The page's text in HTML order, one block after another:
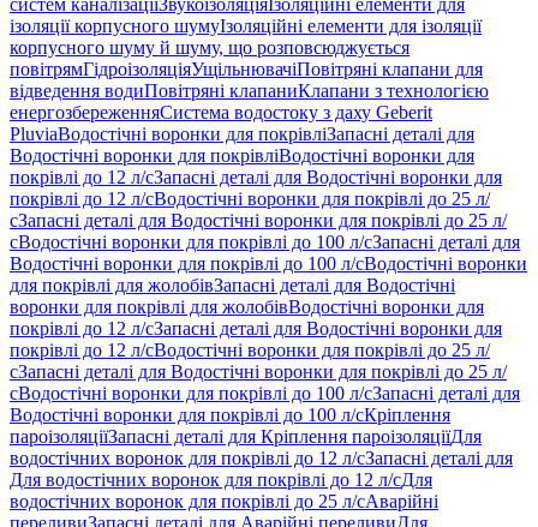
систем каналізаціїЗвукоізоляціяІзоляційні елементи для
ізоляції корпусного шумуІзоляційні елементи для ізоляції
корпусного шуму й шуму, що розповсюджується
повітрямГідроізоляціяУщільнювачіПовітряні клапани для
відведення водиПовітряні клапаниКлапани з технологією
енергозбереженняСистема водостоку з даху Geberit
PluviaВодостічні воронки для покрівліЗапасні деталі для
Водостічні воронки для покрівліВодостічні воронки для
покрівлі до 12 л/сЗапасні деталі для Водостічні воронки для
покрівлі до 12 л/сВодостічні воронки для покрівлі до 25 л/
сЗапасні деталі для Водостічні воронки для покрівлі до 25 л/
сВодостічні воронки для покрівлі до 100 л/сЗапасні деталі для
Водостічні воронки для покрівлі до 100 л/сВодостічні воронки
для покрівлі для жолобівЗапасні деталі для Водостічні
воронки для покрівлі для жолобівВодостічні воронки для
покрівлі до 12 л/сЗапасні деталі для Водостічні воронки для
покрівлі до 12 л/сВодостічні воронки для покрівлі до 25 л/
сЗапасні деталі для Водостічні воронки для покрівлі до 25 л/
сВодостічні воронки для покрівлі до 100 л/сЗапасні деталі для
Водостічні воронки для покрівлі до 100 л/сКріплення
пароізоляціїЗапасні деталі для Кріплення пароізоляціїДля
водостічних воронок для покрівлі до 12 л/сЗапасні деталі для
Для водостічних воронок для покрівлі до 12 л/сДля
водостічних воронок для покрівлі до 25 л/сАварійні
переливиЗапасні деталі для Аварійні переливиДля